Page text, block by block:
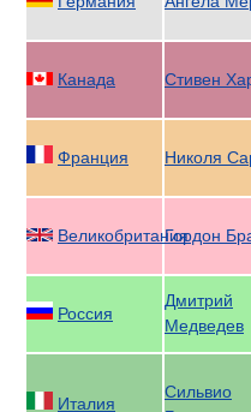
Канада Стивен
Франция Николя
ВеликобританияГордон
Россия
Дмитрий
Медведев
Италия
Сильвио